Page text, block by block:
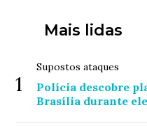
Mais lidas
1
Supostos ataques
Polícia descobre
Brasília durante